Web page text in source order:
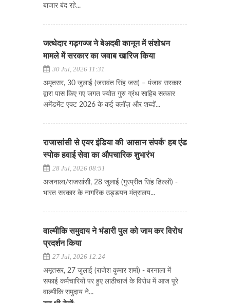
बाजार बंद रहे...
जत्थेदार गड़गज्ज ने बेअदबी कानून में संशोधन
मामले में सरकार का जवाब खारिज किया
30 Jul, 2026 11:31
अमृतसर, 30 जुलाई (जसवंत सिंह जस) – पंजाब सरकार
द्वारा पास किए गए जगत ज्योत गुरु ग्रंथ साहिब सत्कार
अमेंडमेंट एक्ट 2026 के कई क्लॉज़ और शब्दों...
राजासांसी से एयर इंडिया की 'आसान संपर्क' हब एंड
स्पोक हवाई सेवा का औपचारिक शुभारंभ
28 Jul, 2026 08:51
अजनाला/राजसांसी, 28 जुलाई (गुरप्रीत सिंह ढिल्लों) -
भारत सरकार के नागरिक उड्डयन मंत्रालय...
वाल्मीकि समुदाय ने भंडारी पुल को जाम कर विरोध
प्रदर्शन किया
27 Jul, 2026 12:24
अमृतसर, 27 जुलाई (राजेश कुमार शर्मा) - बरनाला में
सफाई कर्मचारियों पर हुए लाठीचार्ज के विरोध में आज पूरे
वाल्मीकि समुदाय ने...